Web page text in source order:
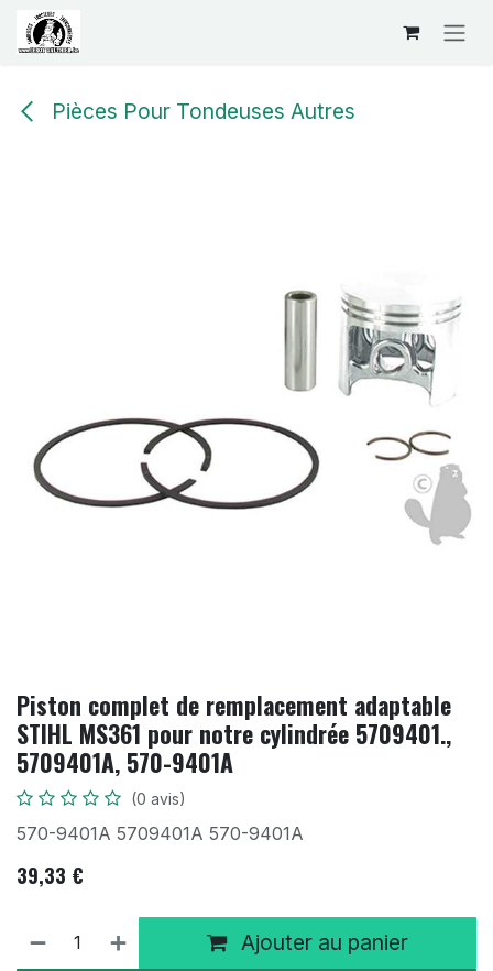
Se rendre au contenu
Pièces Pour Tondeuses Autres
Piston complet de remplacement adaptable
STIHL MS361 pour notre cylindrée 5709401.,
5709401A, 570-9401A
(0 avis)
570-9401A 5709401A 570-9401A
39,33 €
Ajouter au panier